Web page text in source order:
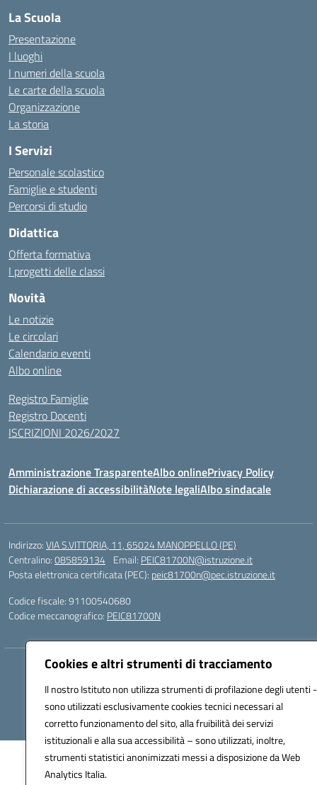
Cookies e altri strumenti di tracciamento
Il nostro Istituto non utilizza strumenti di profilazione degli utenti -
sono utilizzati esclusivamente cookies tecnici necessari al
corretto funzionamento del sito, alla fruibilità dei servizi
istituzionali e alla sua accessibilità – sono utilizzati, inoltre,
strumenti statistici anonimizzati messi a disposizione da Web
Analytics Italia.
La Scuola
Presentazione
I luoghi
I numeri della scuola
Le carte della scuola
Organizzazione
La storia
I Servizi
Personale scolastico
Famiglie e studenti
Percorsi di studio
Didattica
Offerta formativa
I progetti delle classi
Novità
Le notizie
Le circolari
Calendario eventi
Albo online
Registro Famiglie
Registro Docenti
ISCRIZIONI 2026/2027
Amministrazione TrasparenteAlbo onlinePrivacy Policy
Dichiarazione di accessibilitàNote legaliAlbo sindacale
Indirizzo:VIA S.VITTORIA, 11, 65024 MANOPPELLO (PE)
Centralino:085859134 Email: PEIC81700N@istruzione.it
Posta elettronica certificata (PEC): peic81700n@pec.istruzione.it
Codice fiscale: 91100540680
Codice meccanografico: PEIC81700N
Hosting & Powered by 3D Solution S.r.l.
Concept & Design by Designers Italia